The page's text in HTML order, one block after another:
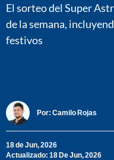
El sorteo del Super
de la semana,
festivos
Por: Camilo Rojas
18 de Jun, 2026
Actualizado: 18 De Jun, 2026